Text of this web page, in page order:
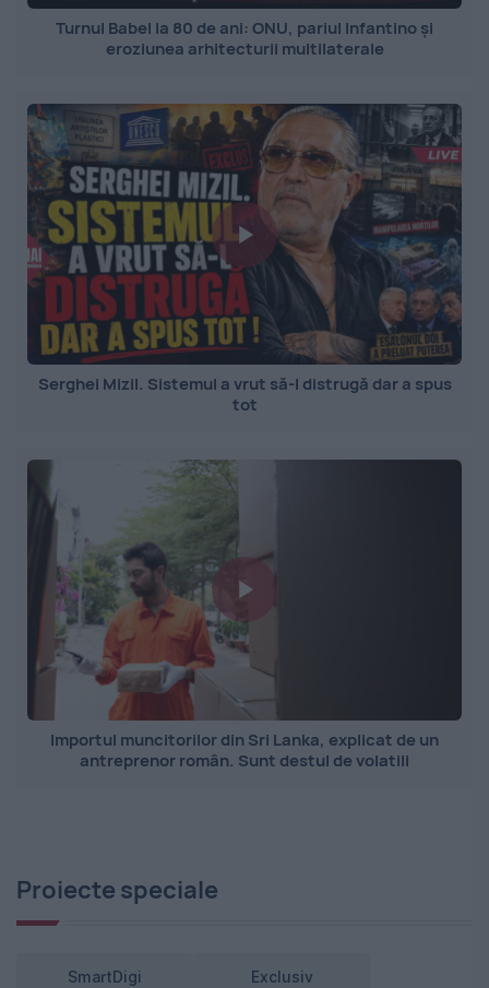
Turnul Babel la 80 de ani: ONU, pariul Infantino și
eroziunea arhitecturii multilaterale
Serghei Mizil. Sistemul a vrut să-l distrugă dar a spus
tot
Importul muncitorilor din Sri Lanka, explicat de un
antreprenor român. Sunt destul de volatili
Proiecte speciale
SmartDigi Exclusiv